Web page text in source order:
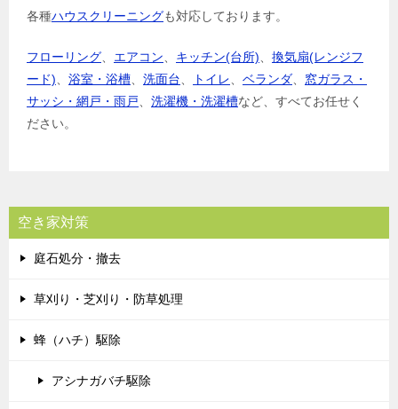
各種ハウスクリーニングも対応しております。
フローリング、 エアコン、 キッチン(台所)、 換気扇(レンジフ
ード)、 浴室・浴槽、 洗面台、 トイレ、 ベランダ、 窓ガラス・
サッシ・網戸・雨戸、 洗濯機・洗濯槽など、すべてお任せく
ださい。
空き家対策
庭石処分・撤去
草刈り・芝刈り・防草処理
蜂（ハチ）駆除
アシナガバチ駆除